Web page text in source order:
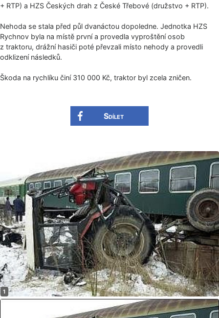
+ RTP) a HZS Českých drah z České Třebové (družstvo + RTP).
Nehoda se stala před půl dvanáctou dopoledne. Jednotka HZS
Rychnov byla na místě první a provedla vyproštění osob
z traktoru, drážní hasiči poté převzali místo nehody a provedli
odklizení následků.
Škoda na rychlíku činí 310 000 Kč, traktor byl zcela zničen.
Sdílet